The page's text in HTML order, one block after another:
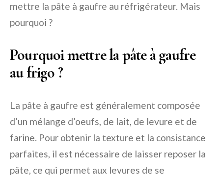
mettre la pâte à gaufre au réfrigérateur. Mais
pourquoi ?
Pourquoi mettre la pâte à gaufre
au frigo ?
La pâte à gaufre est généralement composée
d’un mélange d’oeufs, de lait, de levure et de
farine. Pour obtenir la texture et la consistance
parfaites, il est nécessaire de laisser reposer la
pâte, ce qui permet aux levures de se